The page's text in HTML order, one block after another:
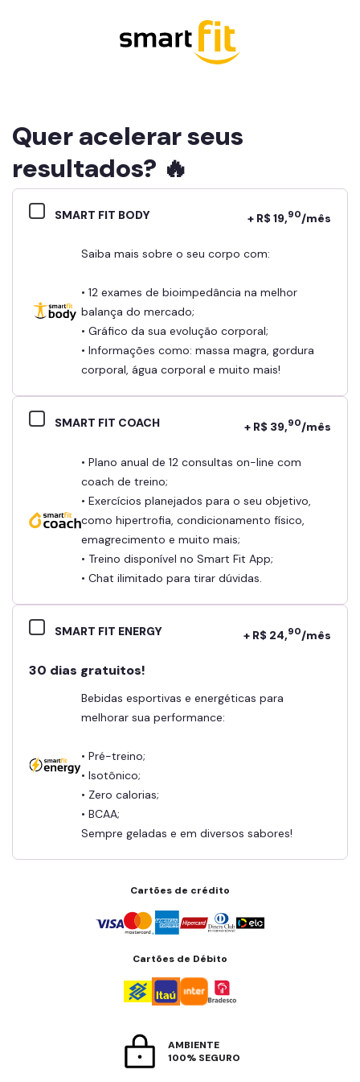
Quer acelerar seus
resultados? 🔥
SMART FIT BODY + R$ 19,90/mês
Saiba mais sobre o seu corpo com:
• 12 exames de bioimpedância na melhor
balança do mercado;
• Gráfico da sua evolução corporal;
• Informações como: massa magra, gordura
corporal, água corporal e muito mais!
SMART FIT COACH + R$ 39,90/mês
• Plano anual de 12 consultas on-line com
coach de treino;
• Exercícios planejados para o seu objetivo,
como hipertrofia, condicionamento físico,
emagrecimento e muito mais;
• Treino disponível no Smart Fit App;
• Chat ilimitado para tirar dúvidas.
SMART FIT ENERGY + R$ 24,90/mês
30 dias gratuitos!
Bebidas esportivas e energéticas para
melhorar sua performance:
• Pré-treino;
• Isotônico;
• Zero calorias;
• BCAA;
Sempre geladas e em diversos sabores!
Cartões de crédito
Cartões de Débito
AMBIENTE
100% SEGURO